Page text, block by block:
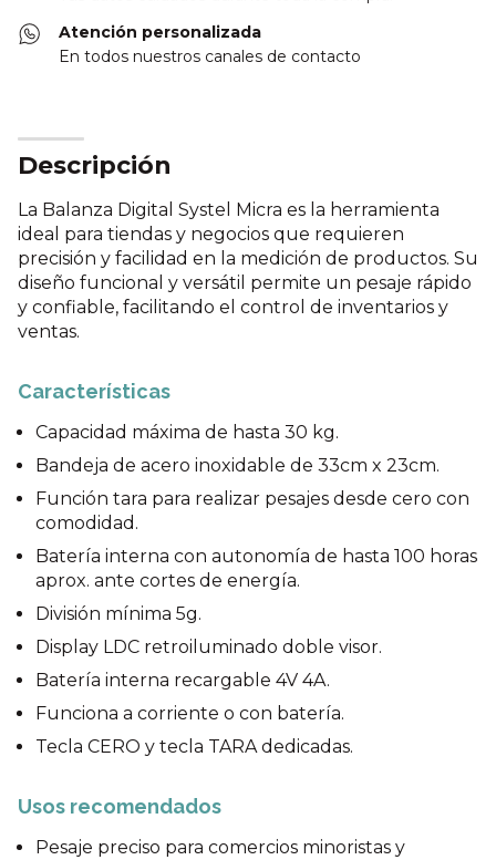
Atención personalizada
En todos nuestros canales de contacto
Descripción
La Balanza Digital Systel Micra es la herramienta
ideal para tiendas y negocios que requieren
precisión y facilidad en la medición de productos. Su
diseño funcional y versátil permite un pesaje rápido
y confiable, facilitando el control de inventarios y
ventas.
Características
Capacidad máxima de hasta 30 kg.
Bandeja de acero inoxidable de 33cm x 23cm.
Función tara para realizar pesajes desde cero con
comodidad.
Batería interna con autonomía de hasta 100 horas
aprox. ante cortes de energía.
División mínima 5g.
Display LDC retroiluminado doble visor.
Batería interna recargable 4V 4A.
Funciona a corriente o con batería.
Tecla CERO y tecla TARA dedicadas.
Usos recomendados
Pesaje preciso para comercios minoristas y